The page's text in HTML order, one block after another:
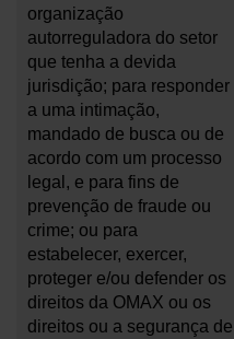
organização
autorreguladora do setor
que tenha a devida
jurisdição; para responder
a uma intimação,
mandado de busca ou de
acordo com um processo
legal, e para fins de
prevenção de fraude ou
crime; ou para
estabelecer, exercer,
proteger e/ou defender os
direitos da OMAX ou os
direitos ou a segurança de